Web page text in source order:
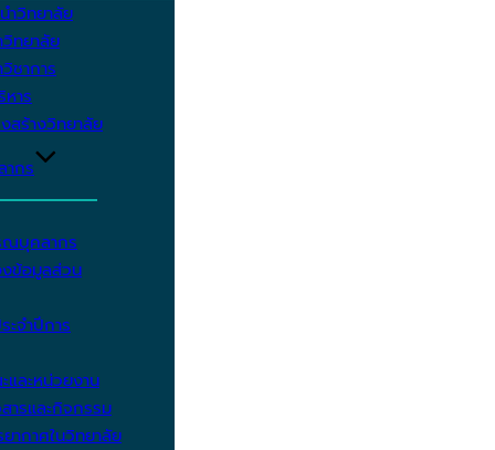
ำวิทยาลัย
ทยาลัย
ชาการ
าร
สร้างวิทยาลัย
กร
ณบุคลากร
ข้อมูลส่วน
จำปีการ
ละหน่วยงาน
ารและกิจกรรม
ากาศในวิทยาลัย